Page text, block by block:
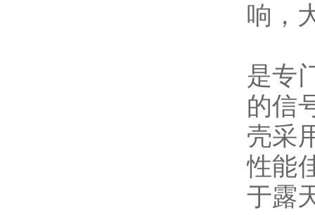
响，
是专
的信
壳采
性能
于露